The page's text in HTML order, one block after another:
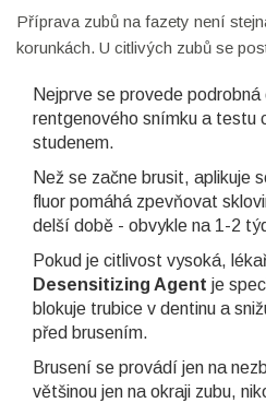
Příprava zubů na fazety není
korunkách. U citlivých zubů se
Nejprve se provede
rentgenového snímku a testu
studenem.
Než se začne brusit, aplikuje
fluor pomáhá zpevňovat
delší době - obvykle na 1-2
Pokud je citlivost vysoká,
Desensitizing Agent je
blokuje trubice v dentinu a
před brusením.
Brusení se provádí jen na
většinou jen na okraji zubu,